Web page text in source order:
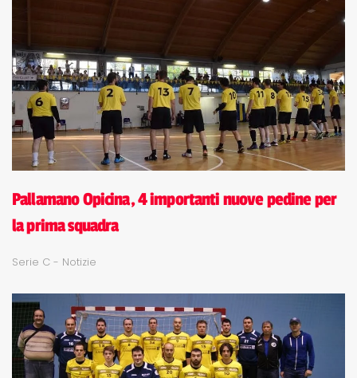
Pallamano Opicina, 4 importanti nuove pedine per
la prima squadra
Serie C - Notizie